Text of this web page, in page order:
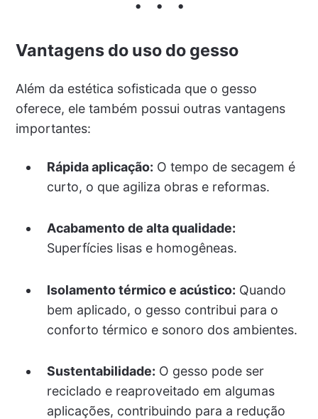
Vantagens do uso do gesso
Além da estética sofisticada que o gesso
oferece, ele também possui outras vantagens
importantes:
Rápida aplicação: O tempo de secagem é
curto, o que agiliza obras e reformas.
Acabamento de alta qualidade:
Superfícies lisas e homogêneas.
Isolamento térmico e acústico: Quando
bem aplicado, o gesso contribui para o
conforto térmico e sonoro dos ambientes.
Sustentabilidade: O gesso pode ser
reciclado e reaproveitado em algumas
aplicações, contribuindo para a redução